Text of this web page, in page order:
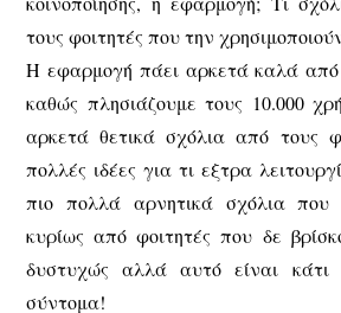
τους φοιτητές που την
Η εφαρμογή πάει αρκετά καλά από
καθώς πλησιάζουμε τους 10.000
αρκετά θετικά σχόλια από τους
πολλές ιδέες για τι εξτρα
πιο πολλά αρνητικά σχόλια που
κυρίως από φοιτητές που δε
δυστυχώς αλλά αυτό είναι κάτι
σύντομα!